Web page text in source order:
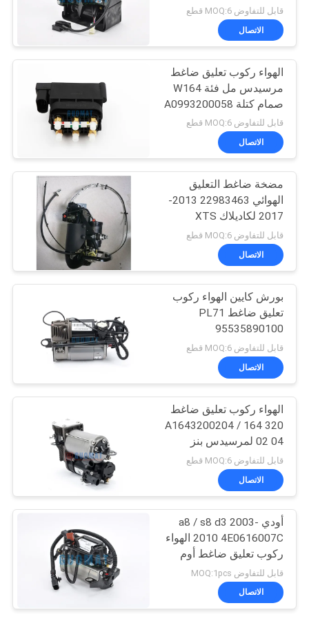
اتصل
اطلب
اقتباس
خريطة
الموقع
PRIVACY
POLICY
إسكاليد
قابل للتفاوض MOQ:6 قطع
الاتصال
الهواء ركوب تعليق ضاغط
مرسيدس مل فئة W164
صمام كتلة A0993200058
قابل للتفاوض MOQ:6 قطع
الاتصال
مضخة ضاغط التعليق
الهوائي 22983463 2013-
2017 لكاديلاك XTS
قابل للتفاوض MOQ:6 قطع
الاتصال
بورش كايين الهواء ركوب
تعليق ضاغط PL71
95535890100
95535890101 فولكس
واجن فولكس فاجن طوارق
قابل للتفاوض MOQ:6 قطع
الاتصال
الهواء ركوب تعليق ضاغط
A1643200204 / 164 320
02 04 لمرسيدس بنز
قابل للتفاوض MOQ:6 قطع
الاتصال
أودي a8 / s8 d3 2003-
2010 4E0616007C الهواء
ركوب تعليق ضاغط أوم
4E0616007C
قابل للتفاوض MOQ:1pcs
الاتصال